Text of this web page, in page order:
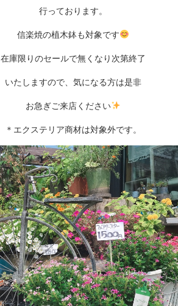
行っております。
信楽焼の植木鉢も対象です
在庫限りのセールで無くなり次第終了
いたしますので、気になる方は是非
お急ぎご来店ください
＊エクステリア商材は対象外です。